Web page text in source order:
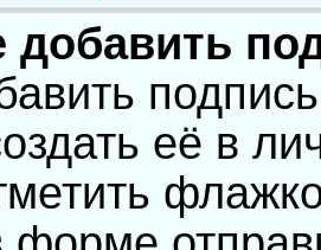
добавить
её в